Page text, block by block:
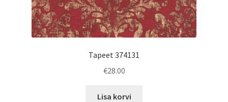
Tapeet 374131
€28.00
Lisa korvi